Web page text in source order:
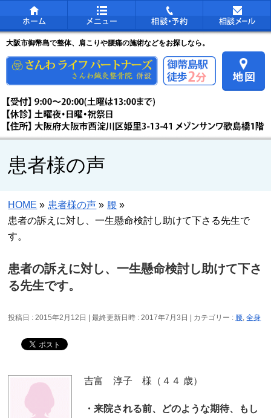
大阪市御幣島で整体、肩こりや腰痛の施術などをお探しなら。
患者様の声
HOME » 患者様の声 » 腰 »
患者の訴えに対し、一生懸命検討し助けて下さる先生で
す。
患者の訴えに対し、一生懸命検討し助けて下さ
る先生です。
投稿日 : 2015年2月12日 最終更新日時 : 2017年7月3日 カテゴリー : 腰,全身
吉富 淳子 様（４４ 歳）
・来院される前、どのような期待、もし